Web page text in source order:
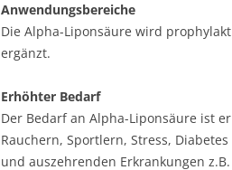
Anwendungsbereiche
Die Alpha-Liponsäure wird
ergänzt.
Erhöhter Bedarf
Der Bedarf an Alpha-Liponsäure ist
Rauchern, Sportlern, Stress,
und auszehrenden Erkrankungen